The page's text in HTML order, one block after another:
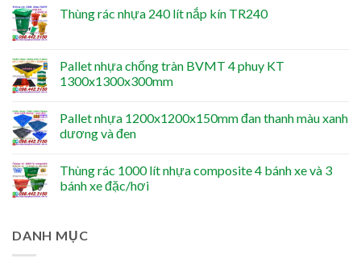
Thùng rác nhựa 240 lít nắp kín TR240
Pallet nhựa chống tràn BVMT 4 phuy KT
1300x1300x300mm
Pallet nhựa 1200x1200x150mm đan thanh màu xanh
dương và đen
Thùng rác 1000 lít nhựa composite 4 bánh xe và 3
bánh xe đặc/hơi
DANH MỤC